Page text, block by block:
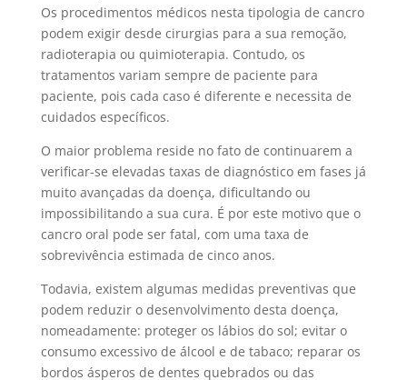
Os procedimentos médicos nesta tipologia de cancro
podem exigir desde cirurgias para a sua remoção,
radioterapia ou quimioterapia. Contudo, os
tratamentos variam sempre de paciente para
paciente, pois cada caso é diferente e necessita de
cuidados específicos.
O maior problema reside no fato de continuarem a
verificar-se elevadas taxas de diagnóstico em fases já
muito avançadas da doença, dificultando ou
impossibilitando a sua cura. É por este motivo que o
cancro oral pode ser fatal, com uma taxa de
sobrevivência estimada de cinco anos.
Todavia, existem algumas medidas preventivas que
podem reduzir o desenvolvimento desta doença,
nomeadamente: proteger os lábios do sol; evitar o
consumo excessivo de álcool e de tabaco; reparar os
bordos ásperos de dentes quebrados ou das